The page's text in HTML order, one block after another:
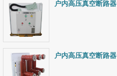
户内高压真空断路器
户内高压真空断路器